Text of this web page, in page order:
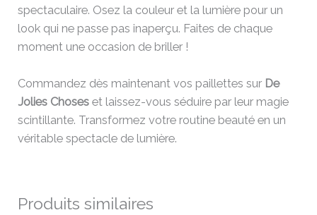
spectaculaire. Osez la couleur et la lumière pour un
look qui ne passe pas inaperçu. Faites de chaque
moment une occasion de briller !
Commandez dès maintenant vos paillettes sur De
Jolies Choses et laissez-vous séduire par leur magie
scintillante. Transformez votre routine beauté en un
véritable spectacle de lumière.
Produits similaires